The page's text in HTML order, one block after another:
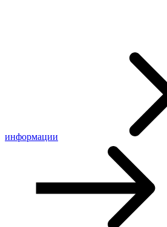
информации